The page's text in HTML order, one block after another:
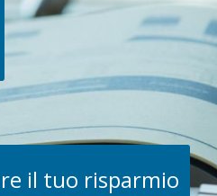
il tuo risparmio